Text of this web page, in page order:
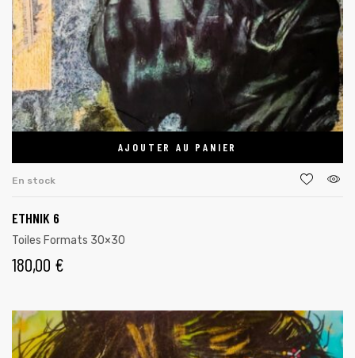
AJOUTER AU PANIER
En stock
ETHNIK 6
Toiles Formats 30×30
180,00 €